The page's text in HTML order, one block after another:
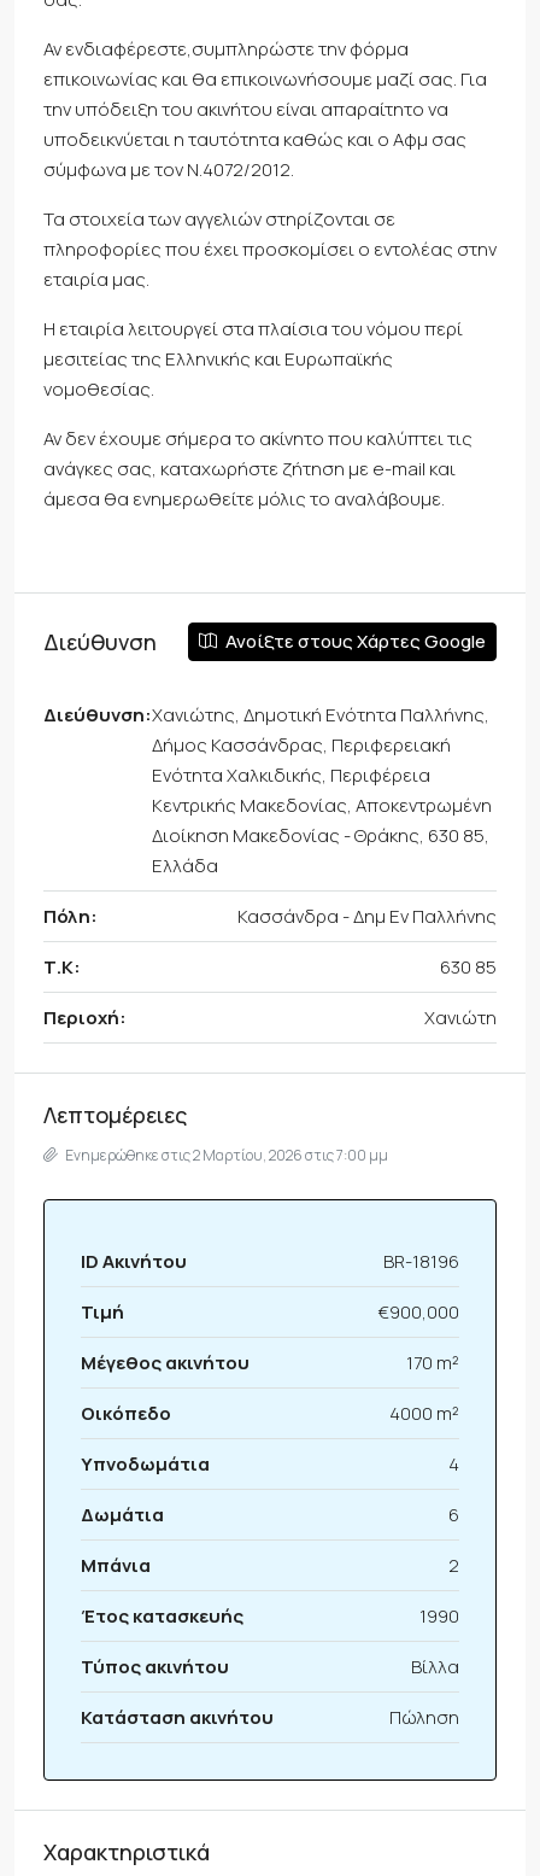
Αν ενδιαφέρεστε,συμπληρώστε την φόρμα
επικοινωνίας και θα επικοινωνήσουμε μαζί σας. Για
την υπόδειξη του ακινήτου είναι απαραίτητο να
υποδεικνύεται η ταυτότητα καθώς και ο Αφμ σας
σύμφωνα με τον Ν.4072/2012.
Τα στοιχεία των αγγελιών στηρίζονται σε
πληροφορίες που έχει προσκομίσει ο εντολέας στην
εταιρία μας.
Η εταιρία λειτουργεί στα πλαίσια του νόμου περί
μεσιτείας της Ελληνικής και Ευρωπαϊκής
νομοθεσίας.
Αν δεν έχουμε σήμερα το ακίνητο που καλύπτει τις
ανάγκες σας, καταχωρήστε ζήτηση με e-mail και
άμεσα θα ενημερωθείτε μόλις το αναλάβουμε.
Διεύθυνση Ανοίξτε στους Χάρτες Google
Διεύθυνση:Χανιώτης, Δημοτική Ενότητα Παλλήνης,
Δήμος Κασσάνδρας, Περιφερειακή
Ενότητα Χαλκιδικής, Περιφέρεια
Κεντρικής Μακεδονίας, Αποκεντρωμένη
Διοίκηση Μακεδονίας - Θράκης, 630 85,
Ελλάδα
Πόλη:
Κασσάνδρα - Δημ Εν Παλλήνης
Τ.Κ:
630 85
Περιοχή:
Χανιώτη
Λεπτομέρειες
Ενημερώθηκε στις 2 Μαρτίου, 2026 στις 7:00 μμ
ID Ακινήτου
BR-18196
Τιμή
€900,000
Μέγεθος ακινήτου
170 m²
Οικόπεδο
4000 m²
Υπνοδωμάτια
4
Δωμάτια
6
Μπάνια
2
Έτος κατασκευής
1990
Τύπος ακινήτου
Βίλλα
Κατάσταση ακινήτου
Πώληση
Χαρακτηριστικά